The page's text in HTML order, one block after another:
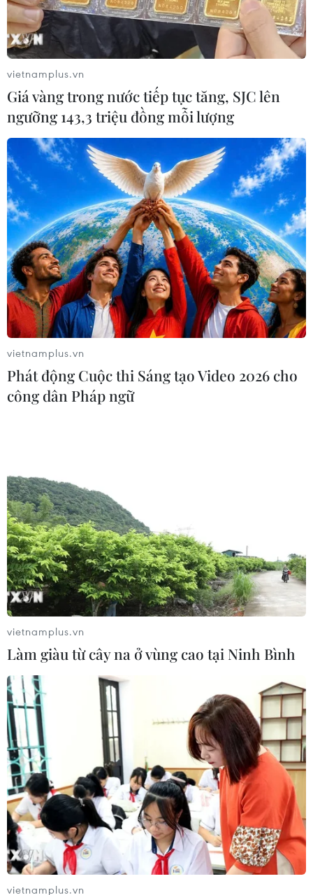
Sở Y tế TP.HCM phản hồi về thông tin
ngừng tiêm vaccine Pfizer
28/09/2021 13:26
Chánh Văn phòng Sở Y tế TP.HCM Nguyễn Thị Huỳnh
Mai nhấn mạnh đến thời điểm này, Sở không có văn
bản nào yêu cầu thu hồi lô vaccine Pfizer FK0112 hay
tạm ngừng tiêm Pfizer.
Nhiều ý kiến đề nghị duy trì kiểm soát đi
lại giữa TP.HCM với các tỉnh
28/09/2021 14:07
Tại cuộc họp về chuẩn bị nới lỏng giãn cách sau 30/9,
các ý kiến đề nghị Thủ tướng cho phép tiếp tục giữ cơ
chế kiểm soát đi lại giữa TP HCM và các tỉnh phía Nam
như hiện nay vì nguy cơ còn tiềm ẩn.
vietnamplus.vn
Giá vàng trong nước tiếp tục tăng, SJC lên
ngưỡng 143,3 triệu đồng mỗi lượng
vietnamplus.vn
Phát động Cuộc thi Sáng tạo Video 2026 cho
công dân Pháp ngữ
vietnamplus.vn
Làm giàu từ cây na ở vùng cao tại Ninh Bình
vietnamplus.vn